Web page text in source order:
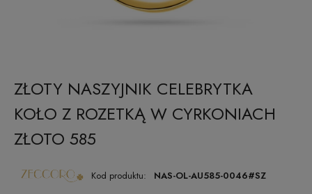
ZŁOTY NASZYJNIK CELEBRYTKA
KOŁO Z ROZETKĄ W CYRKONIACH
ZŁOTO 585
Kod produktu: NAS-OL-AU585-0046#SZ